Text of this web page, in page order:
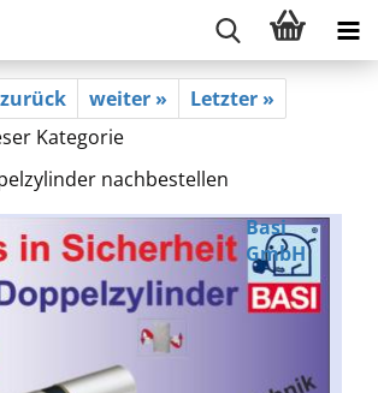
weiter »
Letzter »
Kategorie
nachbestellen
Basi
GmbH